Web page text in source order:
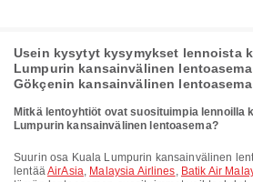
Usein kysytyt kysymykset lennoista
Lumpurin kansainvälinen
Gökçenin kansainvälinen lentoasema
Mitkä lentoyhtiöt ovat suosituimpia lennoilla
Lumpurin kansainvälinen lentoasema?
Suurin osa Kuala Lumpurin kansainvälinen lentoasema:n matkustajista
lentääAirAsia, Malaysia Airlines, Batik Air